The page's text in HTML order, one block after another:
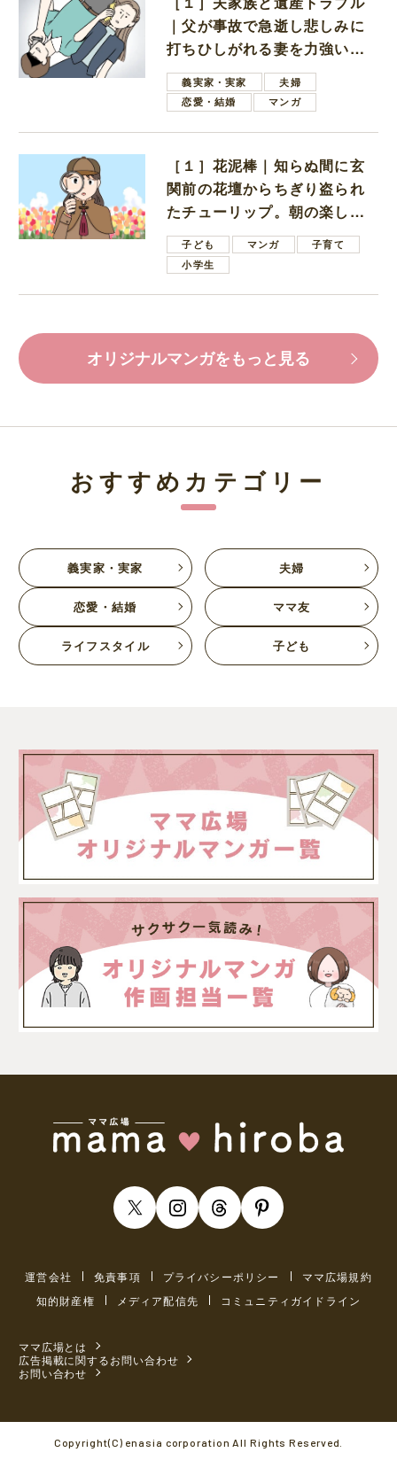
｜父が事故で急逝し悲しみに
打ちひしがれる妻を力強い言
葉で励ます夫
義実家・実家
夫婦
恋愛・結婚
マンガ
［１］花泥棒｜知らぬ間に玄
関前の花壇からちぎり盗られ
たチューリップ。朝の楽しみ
を奪われたショックは大きい
子ども マンガ
子育て
小学生
オリジナルマンガをもっと見る
おすすめカテゴリー
義実家・実家 夫婦
恋愛・結婚 ママ友
ライフスタイル 子ども
運営会社 免責事項 プライバシーポリシー
ママ広場規約
知的財産権
メディア配信先 コミュニティガイドライン
ママ広場とは
広告掲載に関するお問い合わせ
お問い合わせ
Copyright(C) enasia corporation All Rights Reserved.